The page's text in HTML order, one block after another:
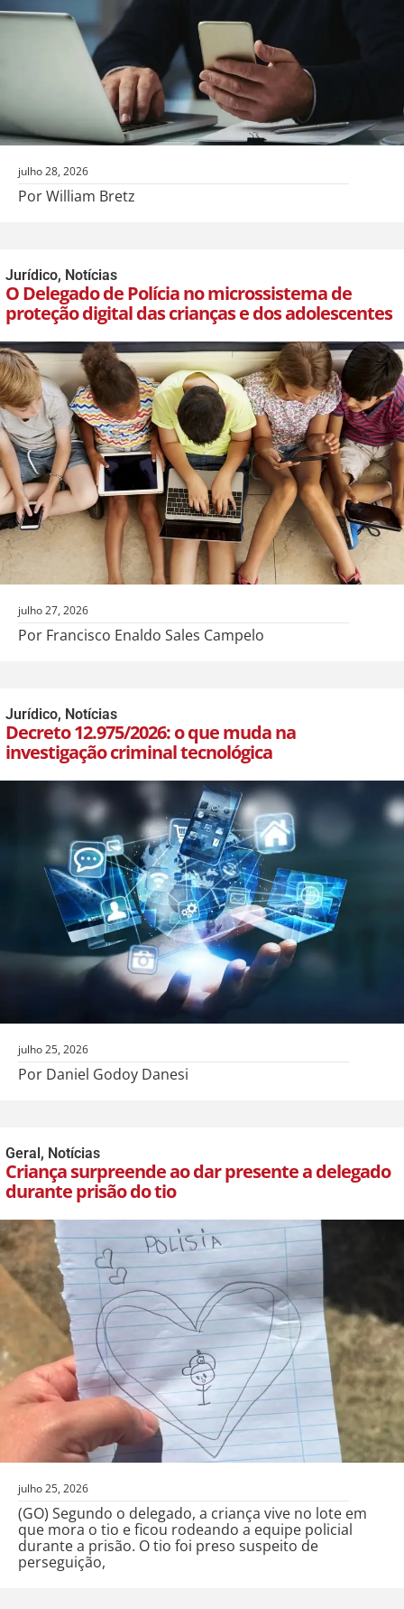
julho 28, 2026
Por William Bretz
Jurídico, Notícias
O Delegado de Polícia no microssistema de
proteção digital das crianças e dos adolescentes
julho 27, 2026
Por Francisco Enaldo Sales Campelo
Jurídico, Notícias
Decreto 12.975/2026: o que muda na
investigação criminal tecnológica
julho 25, 2026
Por Daniel Godoy Danesi
Geral, Notícias
Criança surpreende ao dar presente a delegado
durante prisão do tio
julho 25, 2026
(GO) Segundo o delegado, a criança vive no lote em
que mora o tio e ficou rodeando a equipe policial
durante a prisão. O tio foi preso suspeito de
perseguição,